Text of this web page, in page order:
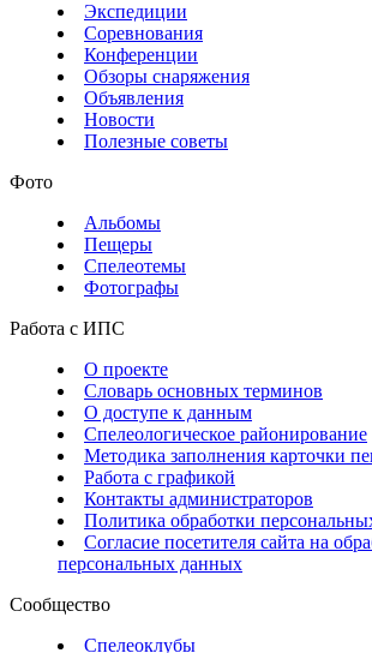
Экспедиции
Соревнования
Конференции
Обзоры снаряжения
Объявления
Новости
Полезные советы
Фото
Альбомы
Пещеры
Спелеотемы
Фотографы
Работа с ИПС
О проекте
Словарь основных терминов
О доступе к данным
Спелеологическое районирование
Методика заполнения карточки
Работа с графикой
Контакты администраторов
Политика обработки
Согласие посетителя сайта на
персональных данных
Сообщество
Спелеоклубы